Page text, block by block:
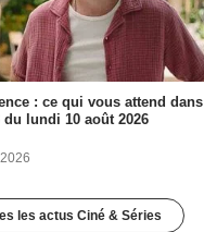
: ce qui vous attend dans
du lundi 10 août 2026
les actus Ciné & Séries